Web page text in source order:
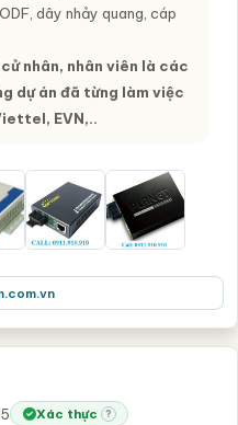
dây nhảy quang, cáp
nhân, nhân viên là các
dự án đã từng làm việc
EVN,..
Xác thực ?